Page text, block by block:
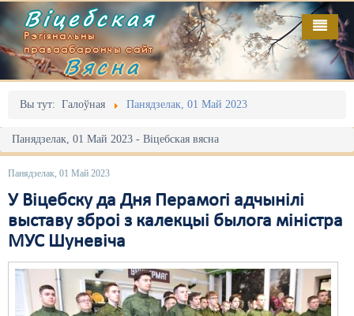
Віцебская
Рэгіянальны
праваабарончы сайт
Вясна
Вы тут: Галоўная Панядзелак, 01 Май 2023
Панядзелак, 01 Май 2023 - Віцебская вясна
Панядзелак, 01 Май 2023
У Віцебску да Дня Перамогі адчынілі
выставу зброі з калекцыі былога міністра
МУС Шуневіча
Галоўная
Адміністрацыйны перасьлед
Акцыі
Выбары
Грамадзянскія ініцыятывы
Дзяржава
Дыскрымінацыя
Выданьні
Відэа
Пра нас
RSS